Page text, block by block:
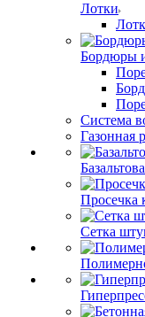
Лотки
Бордюры
Система
Газонная
Просечка
Сетка